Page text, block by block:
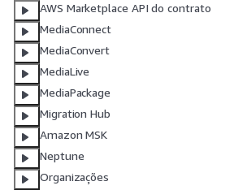
AWS Marketplace API do contrato
MediaConnect
MediaConvert
MediaLive
MediaPackage
Migration Hub
Amazon MSK
Neptune
Organizações